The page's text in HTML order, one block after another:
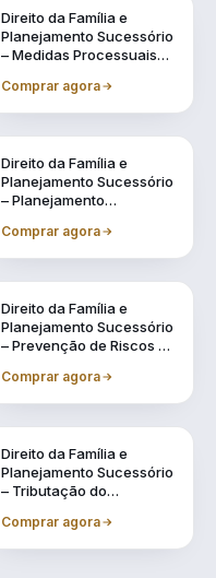
Direito da Família e
Planejamento Sucessório
– Medidas Processuais
Comprar agora
Direito da Família e
Planejamento Sucessório
– Planejamento
Comprar agora
Direito da Família e
Planejamento Sucessório
– Prevenção de Riscos na
Lavagem de Dinheiro
Comprar agora
Direito da Família e
Planejamento Sucessório
– Tributação do
Sucessão
Comprar agora